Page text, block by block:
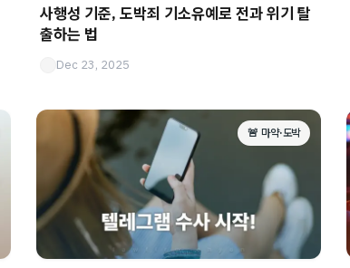
사행성 기준, 도박죄 기소유예로 전과 위기 탈
출하는 법
Dec 23, 2025
🚨 마약·도박